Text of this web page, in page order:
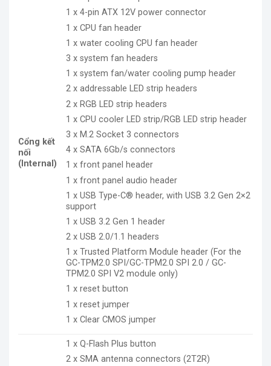
Cổng kết
nối
(Internal)
1 x 4-pin ATX 12V power connector
1 x CPU fan header
1 x water cooling CPU fan header
3 x system fan headers
1 x system fan/water cooling pump header
2 x addressable LED strip headers
2 x RGB LED strip headers
1 x CPU cooler LED strip/RGB LED strip header
3 x M.2 Socket 3 connectors
4 x SATA 6Gb/s connectors
1 x front panel header
1 x front panel audio header
1 x USB Type-C® header, with USB 3.2 Gen 2×2
support
1 x USB 3.2 Gen 1 header
2 x USB 2.0/1.1 headers
1 x Trusted Platform Module header (For the
GC-TPM2.0 SPI/GC-TPM2.0 SPI 2.0 / GC-
TPM2.0 SPI V2 module only)
1 x reset button
1 x reset jumper
1 x Clear CMOS jumper
1 x Q-Flash Plus button
2 x SMA antenna connectors (2T2R)